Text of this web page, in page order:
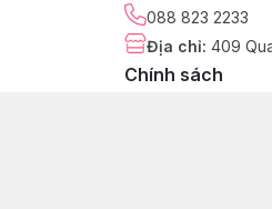
088 823 2233
Địa chỉ: 409
Chính sách